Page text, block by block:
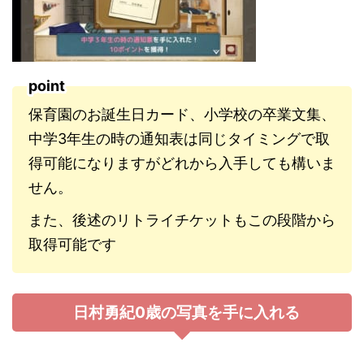
point
保育園のお誕生日カード、小学校の卒業文集、
中学3年生の時の通知表は同じタイミングで取
得可能になりますがどれから入手しても構いま
せん。
また、後述のリトライチケットもこの段階から
取得可能です
日村勇紀0歳の写真を手に入れる